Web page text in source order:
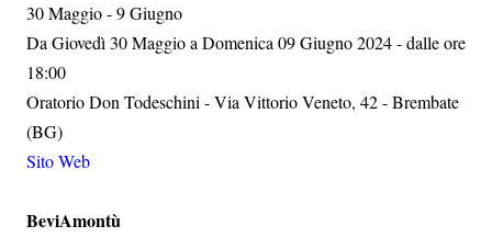
30 Maggio - 9 Giugno
Da Giovedì 30 Maggio a Domenica 09 Giugno 2024 - dalle ore
18:00
Oratorio Don Todeschini - Via Vittorio Veneto, 42 - Brembate
(BG)
Sito Web
BeviAmontù